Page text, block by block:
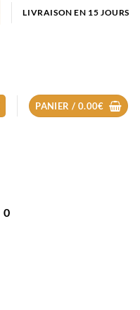
LIVRAISON EN 15 JOURS
PANIER / 0.00€
0